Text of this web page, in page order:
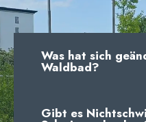
Was hat sich
Waldbad?
Gibt es